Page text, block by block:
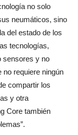
no solo
neumáticos, sino
del estado de los
tecnologías,
sensores y no
no requiere ningún
compartir los
y otra
Core también